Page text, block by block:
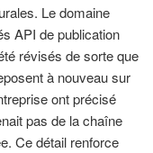
Le domaine
API de publication
révisés de sorte que
à nouveau sur
ont précisé
pas de la chaîne
Ce détail renforce